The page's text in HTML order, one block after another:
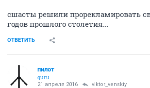
сшасты решили прорекламировать
годов прошлого столетия...
ОТВЕТИТЬ
пилот
guru
21 апреля 2016 viktor_venskiy